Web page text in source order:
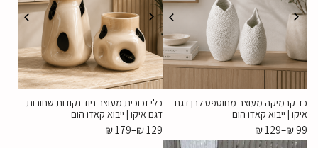
כד קרמיקה מעוצב מחוספס לבן דגם
איקו | ייבוא קאדו הום
₪99
–
₪129
כלי זכוכית מעוצב ניוד נקודות שחורות
דגם איקו | ייבוא קאדו הום
₪129
–
₪179